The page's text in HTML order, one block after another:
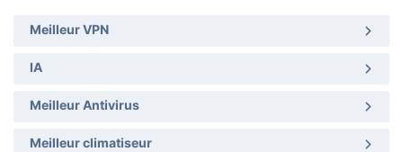
Meilleur VPN
IA
Meilleur Antivirus
Meilleur climatiseur